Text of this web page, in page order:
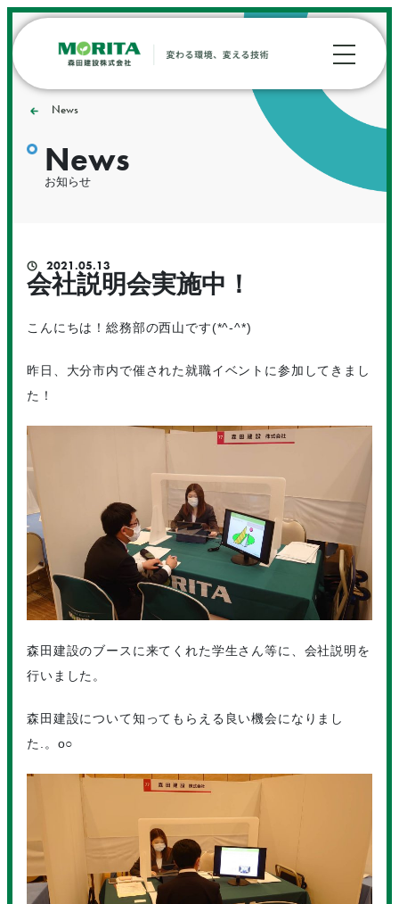
News
News
お知らせ
2021.05.13
会社説明会実施中！
こんにちは！総務部の西山です(*^-^*)
昨日、大分市内で催された就職イベントに参加してきまし
た！
森田建設のブースに来てくれた学生さん等に、会社説明を
行いました。
森田建設について知ってもらえる良い機会になりまし
た.。o○